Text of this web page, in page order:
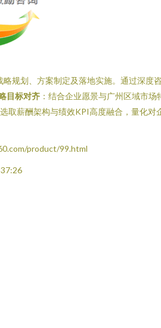
规划、方案制定及落地实施。通过深度
目标对齐 ：结合企业愿景与广州区域市
取薪酬架构与绩效KPI高度融合，量化对
product/99.html